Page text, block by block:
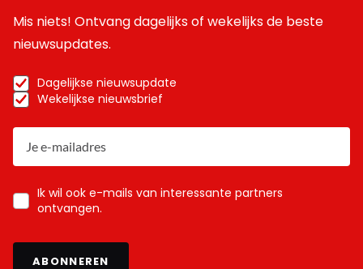
Mis niets! Ontvang dagelijks of wekelijks de beste
nieuwsupdates.
Dagelijkse nieuwsupdate
Wekelijkse nieuwsbrief
Ik wil ook e-mails van interessante partners
ontvangen.
ABONNEREN